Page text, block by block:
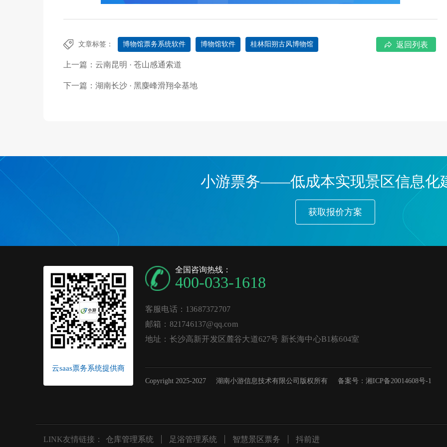
文章标签： 博物馆票务系统软件 博物馆软件 桂林阳朔古风博物馆 返回列表
上一篇： 云南昆明 · 苍山感通索道
下一篇： 湖南长沙 · 黑麋峰滑翔伞基地
小游票务——低成本实现景区信息化
获取报价方案
云saas票务系统提供商
全国咨询热线：
400-033-1618
客服电话：13687372707
邮箱：821746137@qq.com
地址：长沙高新开发区麓谷大道627号 新长海中心B1栋604室
Copyright 2025-2027 湖南小游信息技术有限公司版权所有 备案号：湘ICP备20014608号-1
LINK友情链接： 仓库管理系统 足浴管理系统 智慧景区票务 抖前进